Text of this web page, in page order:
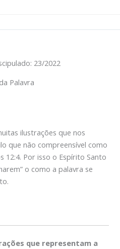
23/2022
Palavra
ilustrações que nos
que não compreensível como
12:4. Por isso o Espírito Santo
o como a palavra se
que representam a